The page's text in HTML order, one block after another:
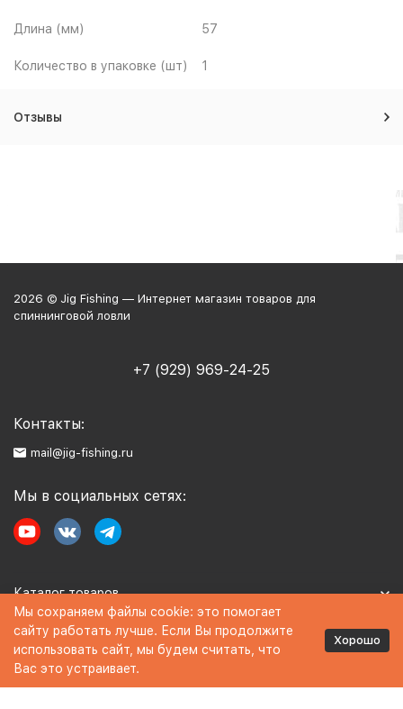
Длина (мм) 57
Количество в упаковке (шт) 1
Отзывы
2026 © Jig Fishing — Интернет магазин товаров для
спиннинговой ловли
+7 (929) 969-24-25
Контакты:
mail@jig-fishing.ru
Мы в социальных сетях:
Каталог товаров
Информация
Политика персональных данных
Мы сохраняем файлы cookie: это помогает
сайту работать лучше. Если Вы продолжите
использовать сайт, мы будем считать, что
Вас это устраивает.
Хорошо